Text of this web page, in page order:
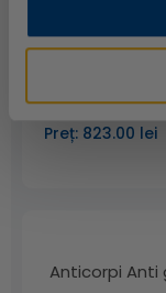
Preț: 823.00 lei
Anticorpi Anti